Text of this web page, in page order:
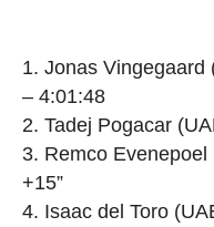
1. Jonas Vingegaard
– 4:01:48
2. Tadej Pogacar
3. Remco
+15”
4. Isaac del Toro